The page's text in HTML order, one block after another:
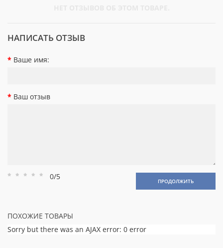
НАПИСАТЬ ОТЗЫВ
Ваше имя:
Ваш отзыв
Рейтинг
Рейтинг
Рейтинг
Рейтинг
Рейтинг
0/5 ПРОДОЛЖИТЬ
ПОХОЖИЕ ТОВАРЫ
Sorry but there was an AJAX error: 0 error